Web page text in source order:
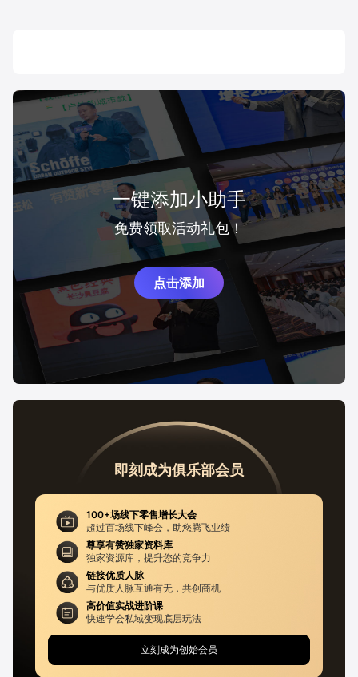
一键添加小助手
免费领取活动礼包！
点击添加
即刻成为俱乐部会员
100+场线下零售增长大会
超过百场线下峰会，助您腾飞业绩
尊享有赞独家资料库
独家资源库，提升您的竞争力
链接优质人脉
与优质人脉互通有无，共创商机
高价值实战进阶课
快速学会私域变现底层玩法
立刻成为创始会员